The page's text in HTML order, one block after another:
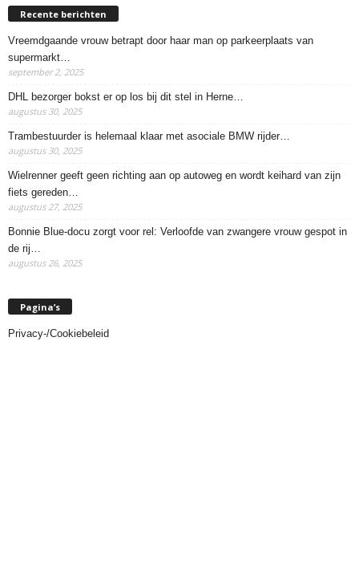
Recente berichten
Vreemdgaande vrouw betrapt door haar man op parkeerplaats van
supermarkt…
september 2, 2025
DHL bezorger bokst er op los bij dit stel in Herne…
augustus 30, 2025
Trambestuurder is helemaal klaar met asociale BMW rijder…
augustus 30, 2025
Wielrenner geeft geen richting aan op autoweg en wordt keihard van zijn
fiets gereden…
augustus 27, 2025
Bonnie Blue-docu zorgt voor rel: Verloofde van zwangere vrouw gespot in
de rij…
augustus 26, 2025
Pagina’s
Privacy-/Cookiebeleid